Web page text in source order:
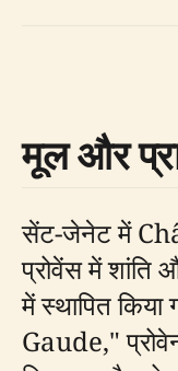
मूल और
सेंट-जेनेट में
प्रोवेंस में शांति
में स्थापित
Gaude,"